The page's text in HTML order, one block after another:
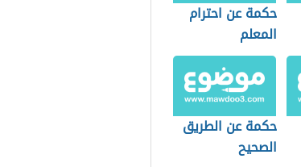
حكمة عن احترام
المعلم
حكمة عن الطريق
الصحيح